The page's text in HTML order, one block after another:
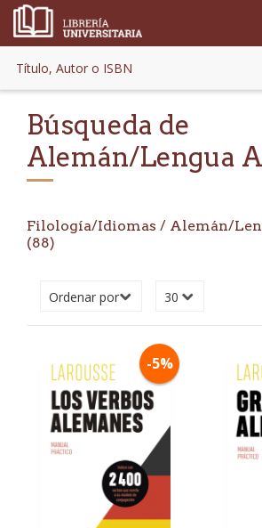
Búsqueda de
Alemán/Lengua
Filología/Idiomas / Alemán/
(88)
-5%